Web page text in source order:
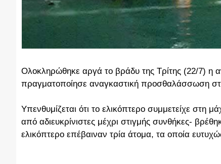
Ολοκληρώθηκε αργά το βράδυ της Τρίτης (22/7) η
πραγματοποίησε αναγκαστική προσθαλάσσωση
Υπενθυμίζεται ότι το ελικόπτερο συμμετείχε
από αδιευκρίνιστες μέχρι στιγμής συνθήκες-
ελικόπτερο επέβαιναν τρία άτομα, τα οποία